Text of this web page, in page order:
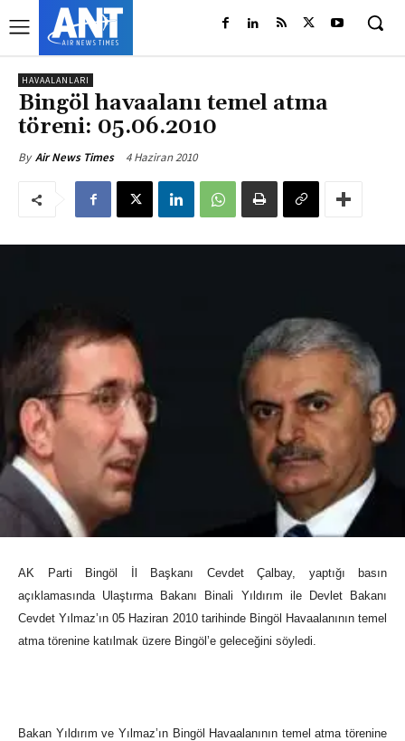
HAVAALANLARI
Bingöl havaalanı temel atma
töreni: 05.06.2010
By Air News Times 4 Haziran 2010
AK Parti Bingöl İl Başkanı Cevdet Çalbay, yaptığı basın
açıklamasında Ulaştırma Bakanı Binali Yıldırım ile Devlet Bakanı
Cevdet Yılmaz’ın 05 Haziran 2010 tarihinde Bingöl Havaalanının temel
atma törenine katılmak üzere Bingöl’e geleceğini söyledi.
Bakan Yıldırım ve Yılmaz’ın Bingöl Havaalanının temel atma törenine